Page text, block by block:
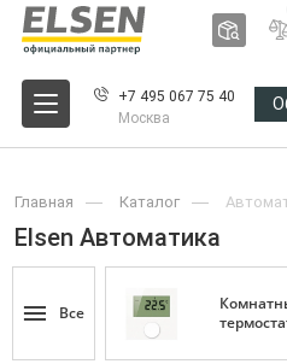
+7 495 067 75 40
Москва
Главная Каталог
Elsen Автоматика
Все